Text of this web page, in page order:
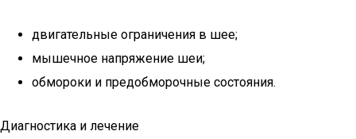
двигательные ограничения в шее;
мышечное напряжение шеи;
обмороки и предобморочные состояния.
Диагностика и лечение